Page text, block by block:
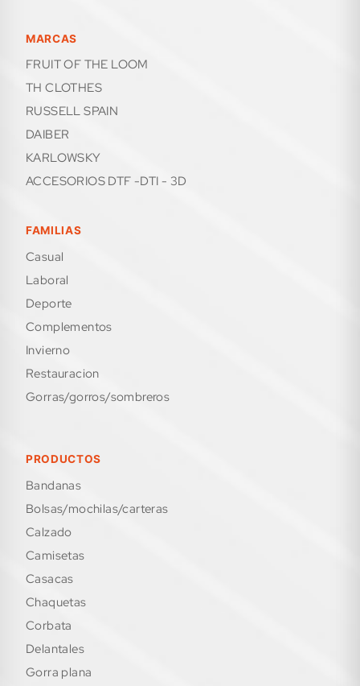
MARCAS
FRUIT OF THE LOOM
TH CLOTHES
RUSSELL SPAIN
DAIBER
KARLOWSKY
ACCESORIOS DTF -DTI - 3D
FAMILIAS
casual
laboral
deporte
complementos
invierno
restauracion
gorras/gorros/sombreros
PRODUCTOS
bandanas
bolsas/mochilas/carteras
calzado
camisetas
casacas
chaquetas
corbata
delantales
gorra plana